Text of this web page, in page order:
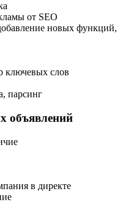
от SEO
новых функций,
ключевых слов
парсинг
объявлений
в директе